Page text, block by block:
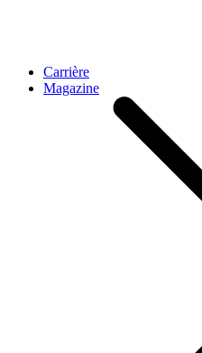
Carrière
Magazine